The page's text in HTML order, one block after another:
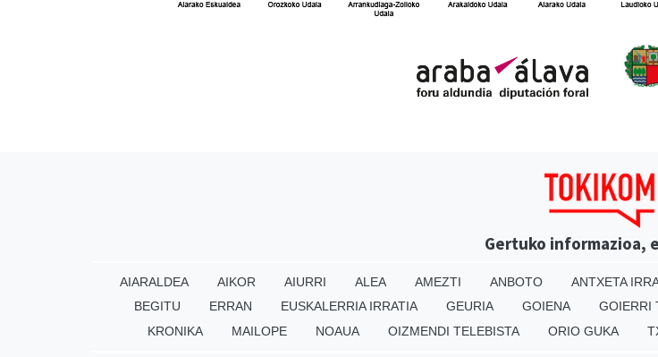
Gertuko informazioa,
AIARALDEA AIKOR AIURRI ALEA AMEZTI ANBOTO ANTXETA
BEGITU
ERRAN EUSKALERRIA IRRATIA GEURIA GOIENA GOIERRI
KRONIKA
MAILOPE NOAUA OIZMENDI TELEBISTA ORIO GUKA